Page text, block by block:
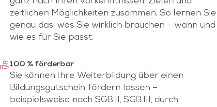
zeitlichen Möglichkeiten zusammen. So lernen Sie
genau das, was Sie wirklich brauchen – wann und
wie es für Sie passt.
100 % förderbar
Sie können Ihre Weiterbildung über einen
Bildungsgutschein fördern lassen –
beispielsweise nach SGB II, SGB III, durch